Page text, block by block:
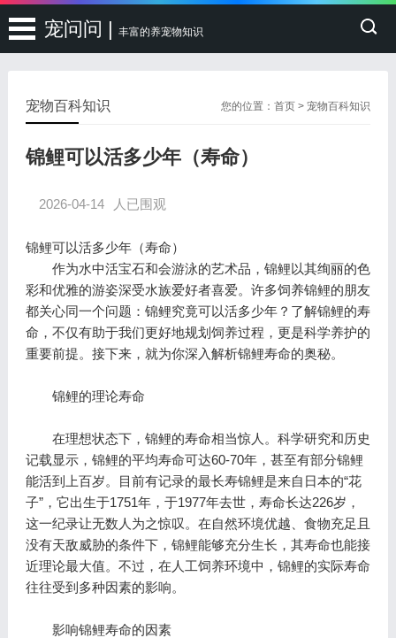
宠问问 | 丰富的养宠物知识
您的位置：首页 >宠物百科知识
宠物百科知识
锦鲤可以活多少年（寿命）
2026-04-14 人已围观
锦鲤可以活多少年（寿命）
作为水中活宝石和会游泳的艺术品，锦鲤以其绚丽的色
彩和优雅的游姿深受水族爱好者喜爱。许多饲养锦鲤的朋友
都关心同一个问题：锦鲤究竟可以活多少年？了解锦鲤的寿
命，不仅有助于我们更好地规划饲养过程，更是科学养护的
重要前提。接下来，就为你深入解析锦鲤寿命的奥秘。
锦鲤的理论寿命
在理想状态下，锦鲤的寿命相当惊人。科学研究和历史
记载显示，锦鲤的平均寿命可达60-70年，甚至有部分锦鲤
能活到上百岁。目前有记录的最长寿锦鲤是来自日本的“花
子”，它出生于1751年，于1977年去世，寿命长达226岁，
这一纪录让无数人为之惊叹。在自然环境优越、食物充足且
没有天敌威胁的条件下，锦鲤能够充分生长，其寿命也能接
近理论最大值。不过，在人工饲养环境中，锦鲤的实际寿命
往往受到多种因素的影响。
影响锦鲤寿命的因素